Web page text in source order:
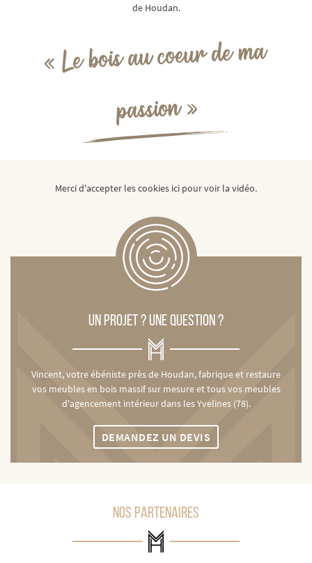
de Houdan.
« Le bois au coeur de ma
passion »
Merci d'accepter les cookies ici pour voir la vidéo.
UN PROJET ? UNE QUESTION ?
Vincent, votre ébéniste près de Houdan, fabrique et restaure
vos meubles en bois massif sur mesure et tous vos meubles
d'agencement intérieur dans les Yvelines (78).
DEMANDEZ UN DEVIS
NOS PARTENAIRES